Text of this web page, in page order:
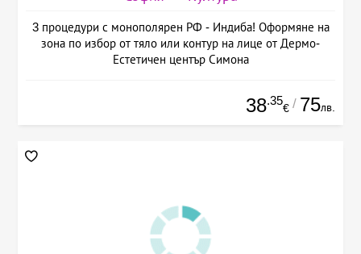
3 процедури с монополярен РФ - Индиба! Оформяне на
зона по избор от тяло или контур на лице от Дермо-
Естетичен център Симона
38.35
€ / 75лв.